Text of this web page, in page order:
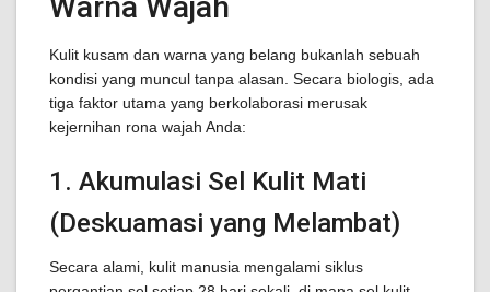
Kulit kusam dan warna yang belang bukanlah sebuah
kondisi yang muncul tanpa alasan. Secara biologis, ada
tiga faktor utama yang berkolaborasi merusak
kejernihan rona wajah Anda:
1. Akumulasi Sel Kulit Mati
(Deskuamasi yang Melambat)
Secara alami, kulit manusia mengalami siklus